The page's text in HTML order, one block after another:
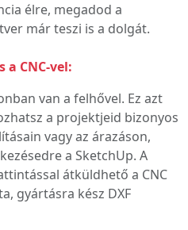
élre, megadod a
már teszi is a dolgát.
a CNC-vel:
van a felhővel. Ez azt
a projektjeid bizonyos
vagy az árazáson,
a SketchUp. A
átküldhető a CNC
gyártásra kész DXF